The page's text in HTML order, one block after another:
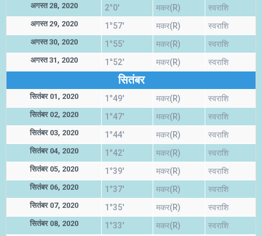
अगस्त 28, 2020 2°0' मकर(R) स्वराशि
अगस्त 29, 2020 1°57' मकर(R) स्वराशि
अगस्त 30, 2020 1°55' मकर(R) स्वराशि
अगस्त 31, 2020 1°52' मकर(R) स्वराशि
सितंबर
सितंबर 01, 2020 1°49' मकर(R) स्वराशि
सितंबर 02, 2020 1°47' मकर(R) स्वराशि
सितंबर 03, 2020 1°44' मकर(R) स्वराशि
सितंबर 04, 2020 1°42' मकर(R) स्वराशि
सितंबर 05, 2020 1°39' मकर(R) स्वराशि
सितंबर 06, 2020 1°37' मकर(R) स्वराशि
सितंबर 07, 2020 1°35' मकर(R) स्वराशि
सितंबर 08, 2020 1°33' मकर(R) स्वराशि